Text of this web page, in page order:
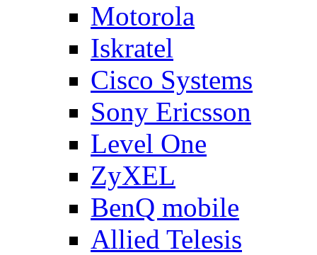
Motorola
Iskratel
Cisco Systems
Sony Ericsson
Level One
ZyXEL
BenQ mobile
Allied Telesis